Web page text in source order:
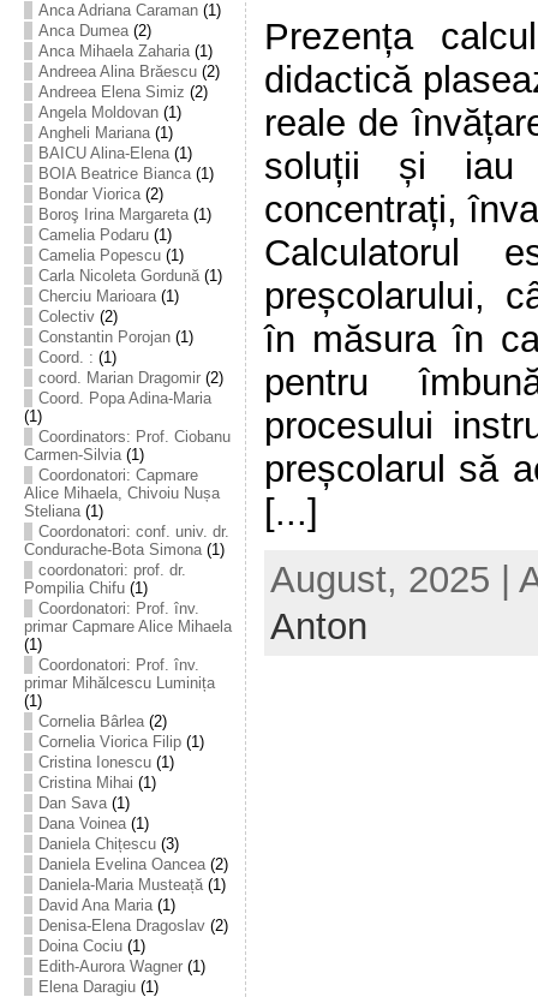
Anca Adriana Caraman(1)
Anca Dumea(2)
Anca Mihaela Zaharia(1)
Andreea Alina Brăescu(2)
Andreea Elena Simiz (2)
Angela Moldovan(1)
Angheli Mariana(1)
BAICU Alina-Elena(1)
BOIA Beatrice Bianca(1)
Bondar Viorica(2)
Boroş Irina Margareta(1)
Camelia Podaru(1)
Camelia Popescu(1)
Carla Nicoleta Gordună(1)
Cherciu Marioara(1)
Colectiv(2)
Constantin Porojan(1)
Coord. : (1)
coord. Marian Dragomir(2)
Coord. Popa Adina-Maria
(1)
Coordinators: Prof. Ciobanu
Carmen-Silvia(1)
Coordonatori: Capmare
Alice Mihaela, Chivoiu Nușa
Steliana(1)
Coordonatori: conf. univ. dr.
Condurache-Bota Simona(1)
coordonatori: prof. dr.
Pompilia Chifu(1)
Coordonatori: Prof. înv.
primar Capmare Alice Mihaela
(1)
Coordonatori: Prof. înv.
primar Mihălcescu Luminița
(1)
Cornelia Bârlea(2)
Cornelia Viorica Filip(1)
Cristina Ionescu(1)
Cristina Mihai (1)
Dan Sava(1)
Dana Voinea(1)
Daniela Chițescu(3)
Daniela Evelina Oancea(2)
Daniela-Maria Musteață(1)
David Ana Maria(1)
Denisa-Elena Dragoslav(2)
Doina Cociu(1)
Edith-Aurora Wagner(1)
Elena Daragiu(1)
Prezența
didactică
reale de
soluții și iau
concentrați,
Calculatorul
preșcolarului,
în măsura în
pentru
procesului
preșcolarul să
[...]
August, 2025 |
Anton